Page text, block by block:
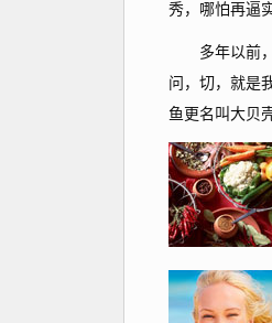
秀，哪怕再逼
多年以前，
问，切，就是
鱼更名叫大贝